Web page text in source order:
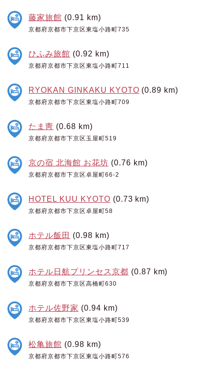
藤家旅館 (0.91 km)
京都府京都市下京区東塩小路町735
ひふみ旅館 (0.92 km)
京都府京都市下京区東塩小路町711
RYOKAN GINKAKU KYOTO (0.89 km)
京都府京都市下京区東塩小路町709
たま靑 (0.68 km)
京都府京都市下京区玉屋町519
京の宿 北海館 お花坊 (0.76 km)
京都府京都市下京区卓屋町66-2
HOTEL KUU KYOTO (0.73 km)
京都府京都市下京区卓屋町58
ホテル飯田 (0.98 km)
京都府京都市下京区東塩小路町717
ホテル日航プリンセス京都 (0.87 km)
京都府京都市下京区高橋町630
ホテル佐野家 (0.94 km)
京都府京都市下京区東塩小路町539
松亀旅館 (0.98 km)
京都府京都市下京区東塩小路町576